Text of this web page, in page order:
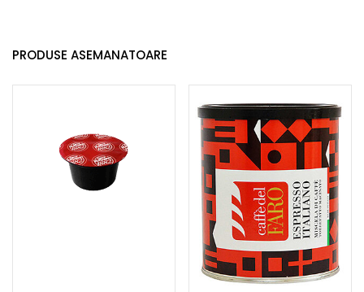
PRODUSE ASEMANATOARE